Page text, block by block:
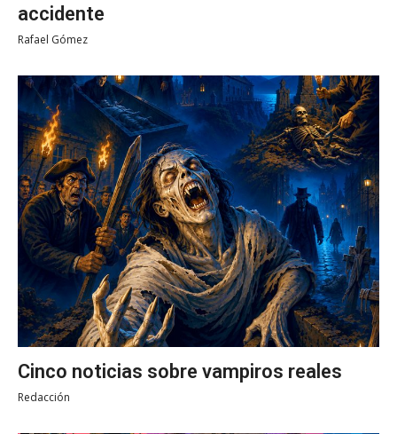
accidente
Rafael Gómez
Cinco noticias sobre vampiros reales
Redacción